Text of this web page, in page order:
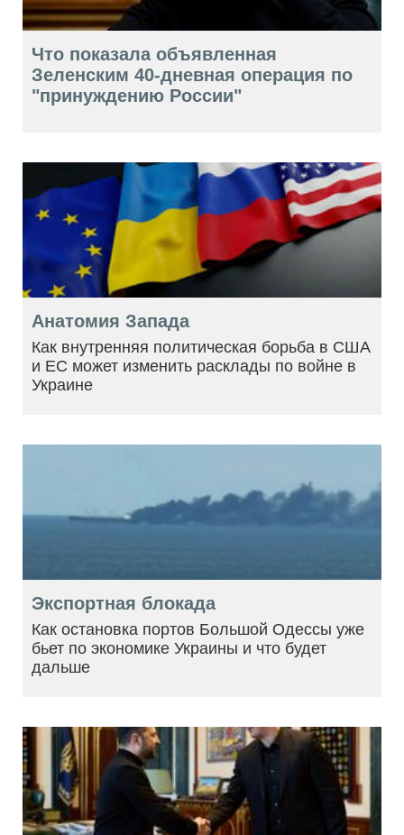
Что показала объявленная
Зеленским 40-дневная операция по
"принуждению России"
Анатомия Запада
Как внутренняя политическая борьба в США
и ЕС может изменить расклады по войне в
Украине
Экспортная блокада
Как остановка портов Большой Одессы уже
бьет по экономике Украины и что будет
дальше